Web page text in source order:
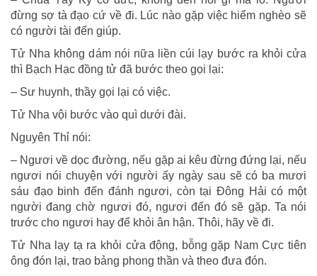
đừng sợ tà đạo cứ về đi. Lúc nào gặp việc hiểm nghèo sẽ
có người tài đến giúp.
Tử Nha không dám nói nữa liền cúi lạy bước ra khỏi cửa
thì Bạch Hạc đồng tử đã bước theo gọi lại:
– Sư huynh, thầy gọi lại có việc.
Tử Nha vội bước vào quì dưới đài.
Nguyên Thỉ nói:
– Ngươi về dọc đường, nếu gặp ai kêu đừng đứng lại, nếu
ngươi nói chuyện với người ấy ngày sau sẽ có ba mươi
sáu đạo binh đến đánh ngươi, còn tại Ðông Hải có một
người đang chờ ngươi đó, ngươi đến đó sẽ gặp. Ta nói
trước cho ngươi hay để khỏi ân hận. Thôi, hãy về đi.
Tử Nha lạy tạ ra khỏi cửa động, bỗng gặp Nam Cực tiên
ông đón lại, trao bảng phong thần và theo đưa đón.